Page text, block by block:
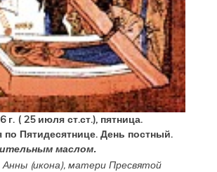
г. ( 25 июля ст.ст.), пятница.
Пятидесятнице. День постный.
маслом.
Анны(икона), матери Пресвятой